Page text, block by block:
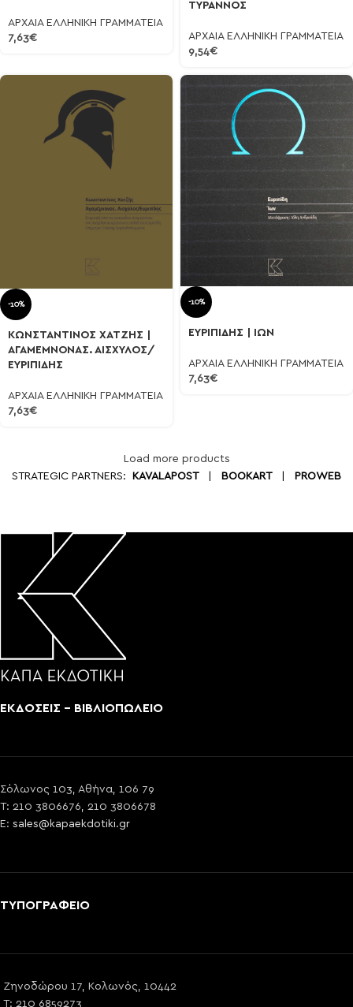
ΑΡΧΑΙΑ ΕΛΛΗΝΙΚΗ ΓΡΑΜΜΑΤΕΙΑ
7,63€
ΤΥΡΑΝΝΟΣ
ΑΡΧΑΙΑ ΕΛΛΗΝΙΚΗ ΓΡΑΜΜΑΤΕΙΑ
9,54€
-10%
ΚΩΝΣΤΑΝΤΙΝΟΣ ΧΑΤΖΗΣ |
ΑΓΑΜΕΜΝΟΝΑΣ. ΑΙΣΧΥΛΟΣ/
ΕΥΡΙΠΙΔΗΣ
ΑΡΧΑΙΑ ΕΛΛΗΝΙΚΗ ΓΡΑΜΜΑΤΕΙΑ
7,63€
-10%
ΕΥΡΙΠΙΔΗΣ | ΙΩΝ
ΑΡΧΑΙΑ ΕΛΛΗΝΙΚΗ ΓΡΑΜΜΑΤΕΙΑ
7,63€
Load more products
STRATEGIC PARTNERS:
KAVALAPOST| BOOKART| PROWEB
ΕΚΔΟΣΕΙΣ - ΒΙΒΛΙΟΠΩΛΕΙΟ
Σόλωνος 103, Αθήνα, 106 79
T: 210 3806676, 210 3806678
E: sales@kapaekdotiki.gr
ΤΥΠΟΓΡΑΦΕΙΟ
Ζηνοδώρου 17, Κολωνός, 10442
T: 210 6859273